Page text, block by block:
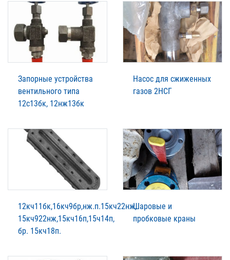
Запорные устройства
вентильного типа
12с13бк, 12нж13бк
Насос для сжиженных
газов 2НСГ
12кч11бк,16кч9бр,нж.п.15кч22нж,
15кч922нж,15кч16п,15ч14п,
бр. 15кч18п.
Шаровые и
пробковые краны